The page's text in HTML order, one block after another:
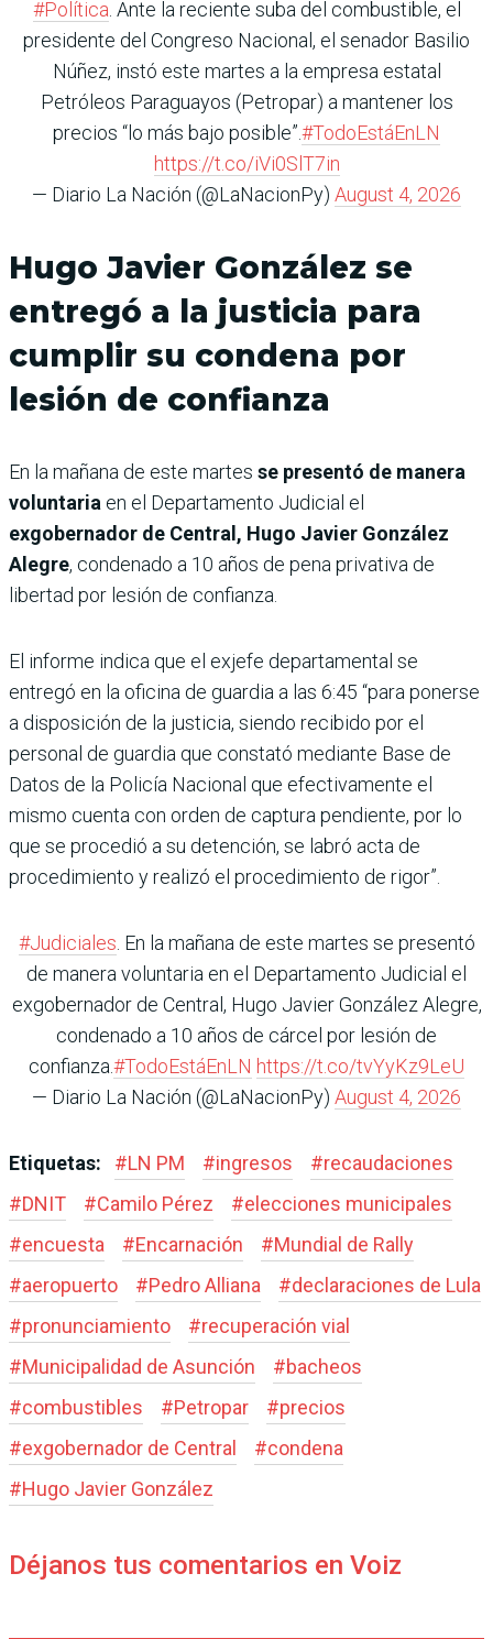
#Política. Ante la reciente suba del combustible, el
presidente del Congreso Nacional, el senador Basilio
Núñez, instó este martes a la empresa estatal
Petróleos Paraguayos (Petropar) a mantener los
precios “lo más bajo posible”.#TodoEstáEnLN
https://t.co/iVi0SlT7in
— Diario La Nación (@LaNacionPy) August 4, 2026
Hugo Javier González se
entregó a la justicia para
cumplir su condena por
lesión de confianza
En la mañana de este martes se presentó de manera
voluntaria en el Departamento Judicial el
exgobernador de Central, Hugo Javier González
Alegre, condenado a 10 años de pena privativa de
libertad por lesión de confianza.
El informe indica que el exjefe departamental se
entregó en la oficina de guardia a las 6:45 “para ponerse
a disposición de la justicia, siendo recibido por el
personal de guardia que constató mediante Base de
Datos de la Policía Nacional que efectivamente el
mismo cuenta con orden de captura pendiente, por lo
que se procedió a su detención, se labró acta de
procedimiento y realizó el procedimiento de rigor”.
#Judiciales. En la mañana de este martes se presentó
de manera voluntaria en el Departamento Judicial el
exgobernador de Central, Hugo Javier González Alegre,
condenado a 10 años de cárcel por lesión de
confianza.#TodoEstáEnLN https://t.co/tvYyKz9LeU
— Diario La Nación (@LaNacionPy) August 4, 2026
Etiquetas: #LN PM #ingresos #recaudaciones
#DNIT #Camilo Pérez #elecciones municipales
#encuesta #Encarnación #Mundial de Rally
#aeropuerto #Pedro Alliana #declaraciones de Lula
#pronunciamiento #recuperación vial
#Municipalidad de Asunción #bacheos
#combustibles #Petropar #precios
#exgobernador de Central #condena
#Hugo Javier González
Déjanos tus comentarios en Voiz